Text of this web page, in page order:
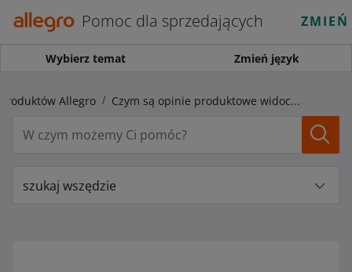
Pomoc dla sprzedających
Wybierz temat Zmień język
Allegro Czym są opinie produktowe widoczne w moich ofertach
szukaj wszędzie